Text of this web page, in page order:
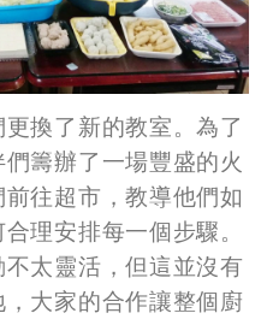
換了新的教室。為了
籌辦了一場豐盛的火
往超市，教導他們如
理安排每一個步驟。
太靈活，但這並沒有
大家的合作讓整個廚